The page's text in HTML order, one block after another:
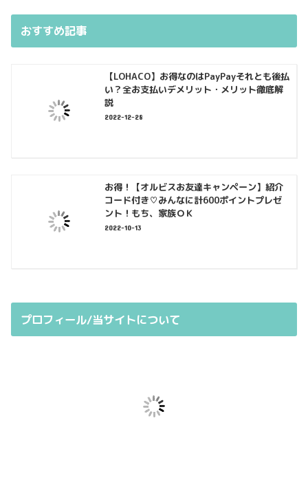
おすすめ記事
【LOHACO】お得なのはPayPayそれとも後払
い？全お支払いデメリット・メリット徹底解
説
2022-12-28
お得！【オルビスお友達キャンペーン】紹介
コード付き♡みんなに計600ポイントプレゼ
ント！もち、家族ＯＫ
2022-10-13
プロフィール/当サイトについて